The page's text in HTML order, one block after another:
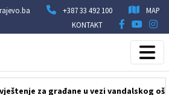
+387 33 492 100
MAP
KONTAKT
za građane u vezi vandalskog